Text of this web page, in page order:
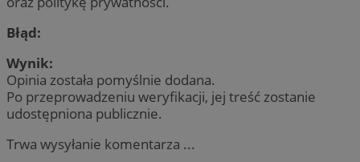
Błąd:
Wynik:
Opinia została pomyślnie dodana.
Po przeprowadzeniu weryfikacji, jej treść zostanie
udostępniona publicznie.
Trwa wysyłanie komentarza ...